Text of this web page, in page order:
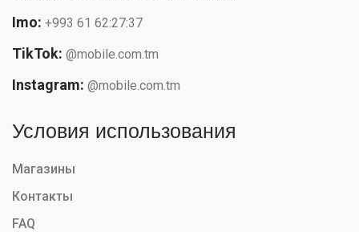
Imo: +993 61 62:27:37
TikTok: @mobile.com.tm
Instagram: @mobile.com.tm
Условия использования
Магазины
Контакты
FAQ